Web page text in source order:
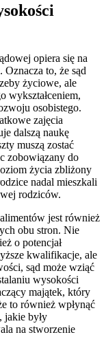
opiera się na
to, że sąd
życiowe, ale
wykształceniem,
osobistego.
zajęcia
dalszą naukę
muszą zostać
zobowiązany do
życia zbliżony
nadal mieszkali
rodziców.
jest również
obu stron. Nie
o potencjał
kwalifikacje, ale
sąd może wziąć
wysokości
majątek, który
to również wpłynąć
jakie były
na stworzenie